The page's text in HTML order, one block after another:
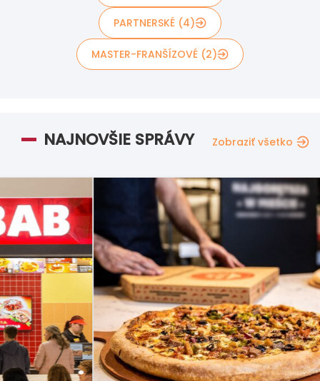
PARTNERSKÉ (4)
MASTER-FRANŠÍZOVÉ (2)
NAJNOVŠIE SPRÁVY Zobraziť všetko